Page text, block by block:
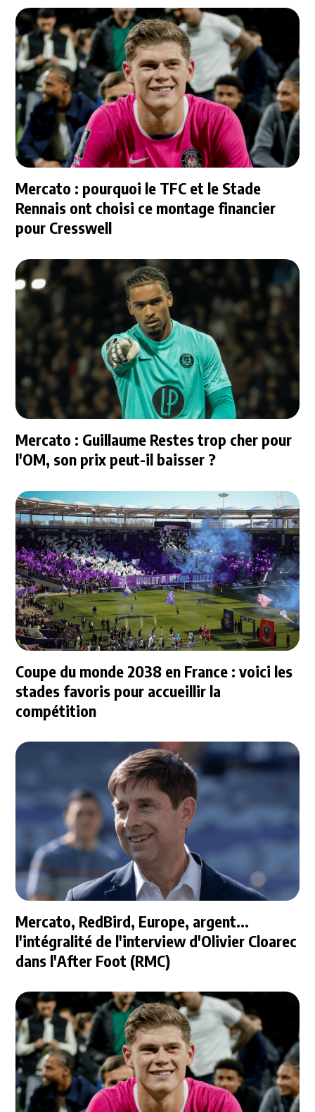
Mercato : pourquoi le TFC et le Stade
Rennais ont choisi ce montage financier
pour Cresswell
Mercato : Guillaume Restes trop cher pour
l'OM, son prix peut-il baisser ?
Coupe du monde 2038 en France : voici les
stades favoris pour accueillir la
compétition
Mercato, RedBird, Europe, argent...
l'intégralité de l'interview d'Olivier Cloarec
dans l'After Foot (RMC)